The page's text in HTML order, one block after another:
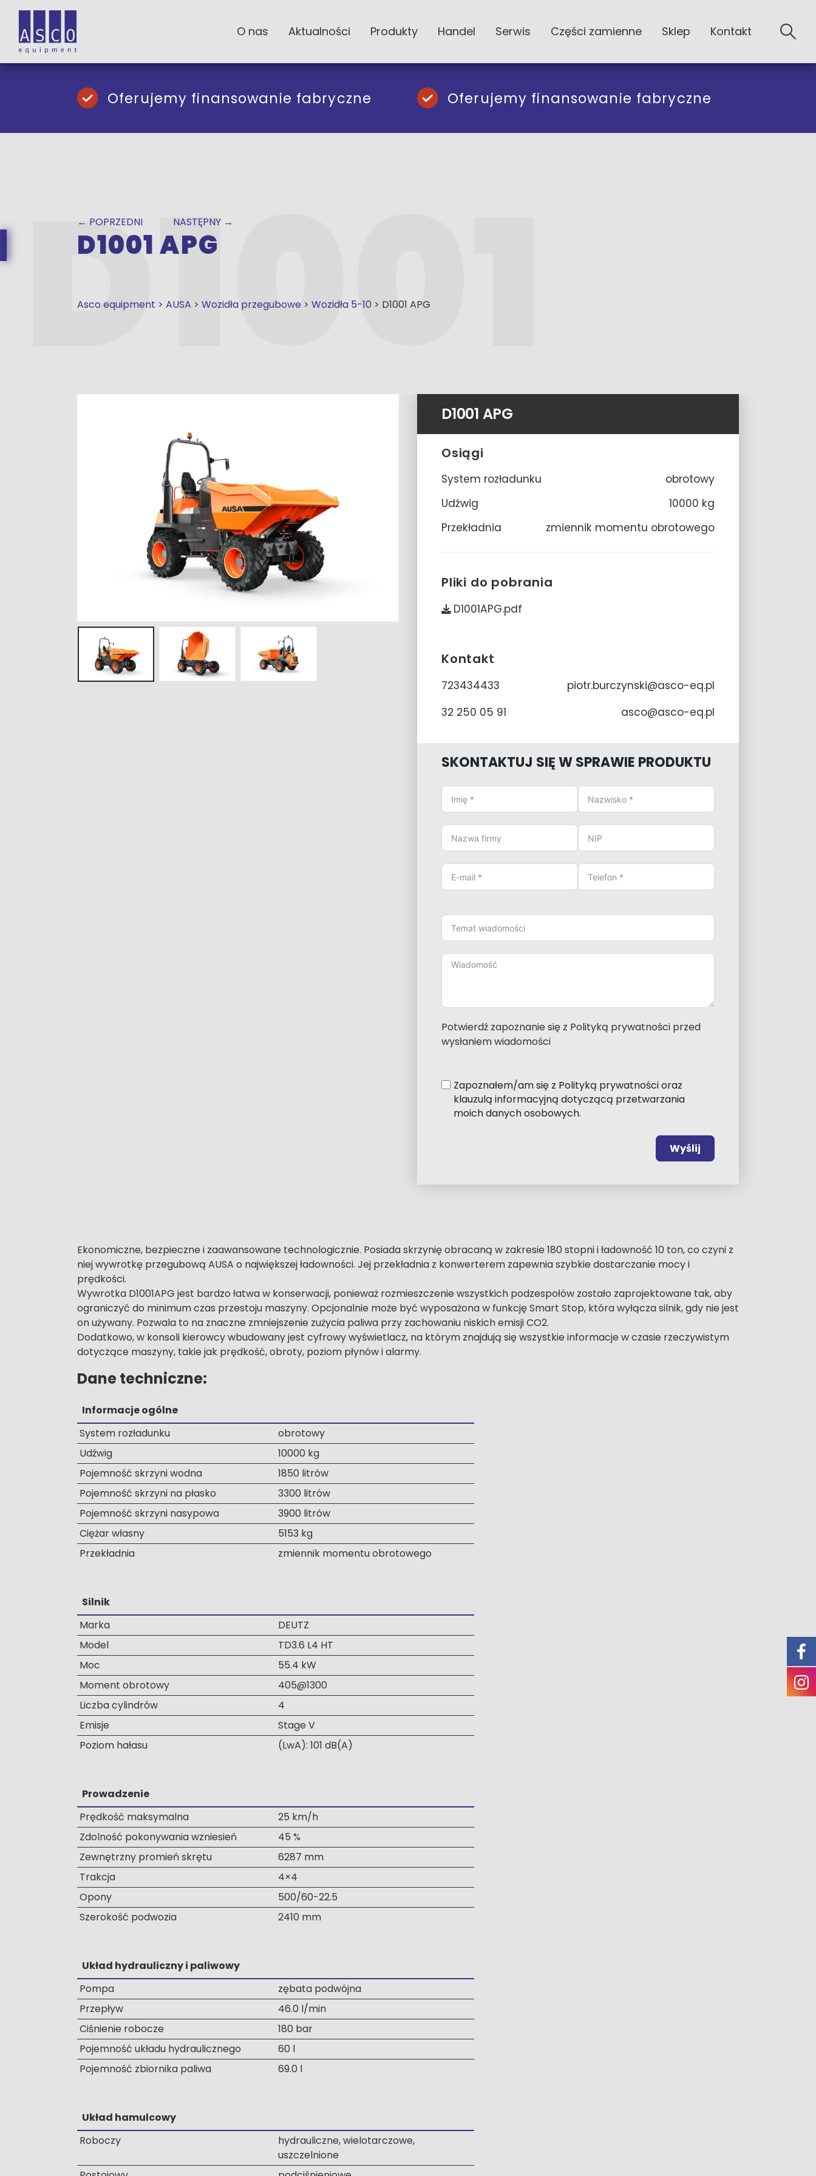
O nas Aktualności Produkty Handel Serwis Części zamienne Sklep Kontakt
Oferujemy finansowanie fabryczne Oferujemy finansowanie fabryczne
NASTĘPNY →
← POPRZEDNI
D1001 APG
Asco equipment > AUSA > Wozidła przegubowe > Wozidła 5-10 > D1001 APG
D1001 APG
Osiągi
System rozładunku
obrotowy
Udźwig
10000 kg
Przekładnia
zmiennik momentu obrotowego
Pliki do pobrania
D1001APG.pdf
Kontakt
723434433
piotr.burczynski@asco-eq.pl
32 250 05 91
asco@asco-eq.pl
SKONTAKTUJ SIĘ W SPRAWIE PRODUKTU
Potwierdź zapoznanie się z Polityką prywatności przed
wysłaniem wiadomości
Zapoznałem/am się z Polityką prywatności oraz
klauzulą informacyjną dotyczącą przetwarzania
moich danych osobowych.
Wyślij
Ekonomiczne, bezpieczne i zaawansowane technologicznie. Posiada skrzynię obracaną w zakresie 180 stopni i ładowność 10 ton, co czyni z
niej wywrotkę przegubową AUSA o największej ładowności. Jej przekładnia z konwerterem zapewnia szybkie dostarczanie mocy i
prędkości.
Wywrotka D1001APG jest bardzo łatwa w konserwacji, ponieważ rozmieszczenie wszystkich podzespołów zostało zaprojektowane tak, aby
ograniczyć do minimum czas przestoju maszyny. Opcjonalnie może być wyposażona w funkcję Smart Stop, która wyłącza silnik, gdy nie jest
on używany. Pozwala to na znaczne zmniejszenie zużycia paliwa przy zachowaniu niskich emisji CO2.
Dodatkowo, w konsoli kierowcy wbudowany jest cyfrowy wyświetlacz, na którym znajdują się wszystkie informacje w czasie rzeczywistym
dotyczące maszyny, takie jak prędkość, obroty, poziom płynów i alarmy.
Dane techniczne:
Informacje ogólne
System rozładunku
obrotowy
Udźwig
10000 kg
Pojemność skrzyni wodna
1850 litrów
Pojemność skrzyni na płasko
3300 litrów
Pojemność skrzyni nasypowa
3900 litrów
Ciężar własny
5153 kg
Przekładnia
zmiennik momentu obrotowego
Silnik
Marka
DEUTZ
Model
TD3.6 L4 HT
Moc
55.4 kW
Moment obrotowy
405@1300
Liczba cylindrów
4
Emisje
Stage V
Poziom hałasu
(LwA): 101 dB(A)
Prowadzenie
Prędkość maksymalna
25 km/h
Zdolność pokonywania wzniesień
45 %
Zewnętrzny promień skrętu
6287 mm
Trakcja
4×4
Opony
500/60-22.5
Szerokość podwozia
2410 mm
Układ hydrauliczny i paliwowy
Pompa
zębata podwójna
Przepływ
46.0 l/min
Ciśnienie robocze
180 bar
Pojemność układu hydraulicznego
60 l
Pojemność zbiornika paliwa
69.0 l
Układ hamulcowy
Roboczy
hydrauliczne, wielotarczowe,
uszczelnione